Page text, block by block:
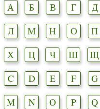
А Б В Г Д
Л
М Н О П
Х
Ц Ч Ш Щ
C
D E F G
M
N O P Q